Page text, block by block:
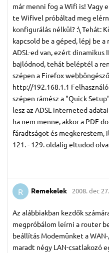
már menni fog a Wifi is! Vagy
te Wifivel próbáltad meg
konfigurálás nélkül? :\ Tehát:
kapcsold be a géped, lépj be
ADSL-ed van, ezért dinamikus
bajlódnod, tehát beléptél a
szépen a Firefox
http://192.168.1.1
szépen rámész a "Quick
lesz az ADSL interneted
ha nem menne, akkor a PDF
fáradtságot és megkerestem,
121. - 129. oldalig eltudod
R Remekelek 2008. dec 27.
Az alábbiakban kezdők
megpróbálom leírni a router
beállítás Modemünket a
maradt négy LAN-csatlakozó